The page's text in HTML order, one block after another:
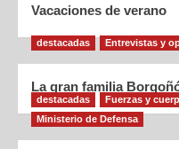
Vacaciones de verano
destacadas Entrevistas y
La gran familia
destacadas
Fuerzas y
Ministerio de Defensa